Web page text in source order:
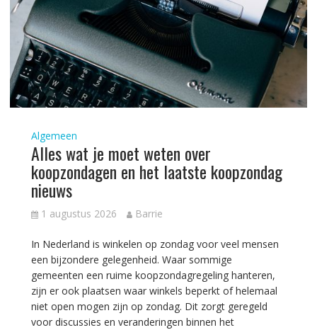
Algemeen
Alles wat je moet weten over
koopzondagen en het laatste koopzondag
nieuws
1 augustus 2026 Barrie
In Nederland is winkelen op zondag voor veel mensen
een bijzondere gelegenheid. Waar sommige
gemeenten een ruime koopzondagregeling hanteren,
zijn er ook plaatsen waar winkels beperkt of helemaal
niet open mogen zijn op zondag. Dit zorgt geregeld
voor discussies en veranderingen binnen het